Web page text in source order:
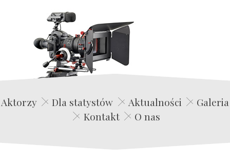
Edwin Film Agencja Aktorska
Aktorzy Dla statystów Aktualności
Galeria
Kontakt
O nas